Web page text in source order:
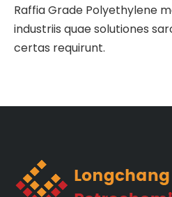
Raffia Grade Polyethylene
industriis quae solutiones
certas requirunt.